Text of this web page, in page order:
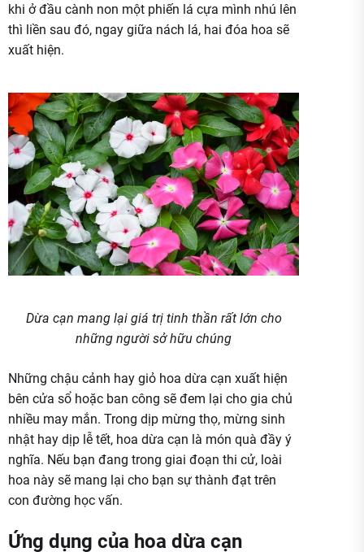
khi ở đầu cành non một phiến lá cựa mình nhú lên
thì liền sau đó, ngay giữa nách lá, hai đóa hoa sẽ
xuất hiện.
Dừa cạn mang lại giá trị tinh thần rất lớn cho
những người sở hữu chúng
Những chậu cảnh hay giỏ hoa dừa cạn xuất hiện
bên cửa sổ hoặc ban công sẽ đem lại cho gia chủ
nhiều may mắn. Trong dịp mừng thọ, mừng sinh
nhật hay dịp lễ tết, hoa dừa cạn là món quà đầy ý
nghĩa. Nếu bạn đang trong giai đoạn thi cử, loài
hoa này sẽ mang lại cho bạn sự thành đạt trên
con đường học vấn.
Ứng dụng của hoa dừa cạn